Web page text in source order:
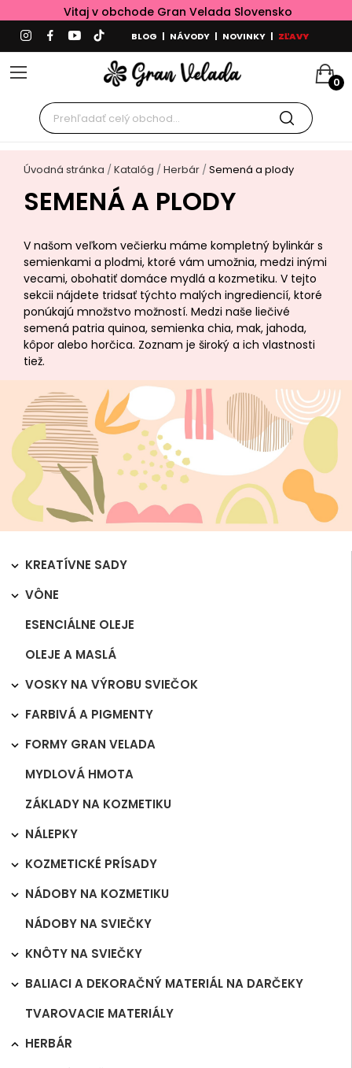
Vitaj v obchode Gran Velada Slovensko
BLOG | NÁVODY | NOVINKY | ZĽAVY
0
Úvodná stránka Katalóg Herbár Semená a plody
SEMENÁ A PLODY
V našom veľkom večierku máme kompletný bylinkár s
semienkami a plodmi, ktoré vám umožnia, medzi inými
vecami, obohatiť domáce mydlá a kozmetiku. V tejto
sekcii nájdete tridsať týchto malých ingrediencií, ktoré
ponúkajú množstvo možností. Medzi naše liečivé
semená patria quinoa, semienka chia, mak, jahoda,
kôpor alebo horčica. Zoznam je široký a ich vlastnosti
tiež.
KREATÍVNE SADY

VÔNE

ESENCIÁLNE OLEJE
OLEJE A MASLÁ
VOSKY NA VÝROBU SVIEČOK

FARBIVÁ A PIGMENTY

FORMY GRAN VELADA

MYDLOVÁ HMOTA
ZÁKLADY NA KOZMETIKU
NÁLEPKY

KOZMETICKÉ PRÍSADY

NÁDOBY NA KOZMETIKU

NÁDOBY NA SVIEČKY
KNÔTY NA SVIEČKY

BALIACI A DEKORAČNÝ MATERIÁL NA DARČEKY

TVAROVACIE MATERIÁLY
HERBÁR
